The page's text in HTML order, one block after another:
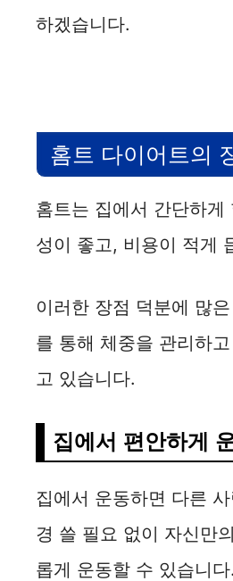
하겠습니다.
홈트 다이어트의
홈트는 집에서 간단하게
성이 좋고, 비용이 적게
이러한 장점 덕분에 많
를 통해 체중을 관리하
고 있습니다.
집에서 편안하게
집에서 운동하면 다른
경 쓸 필요 없이 자신만
롭게 운동할 수 있습니다.